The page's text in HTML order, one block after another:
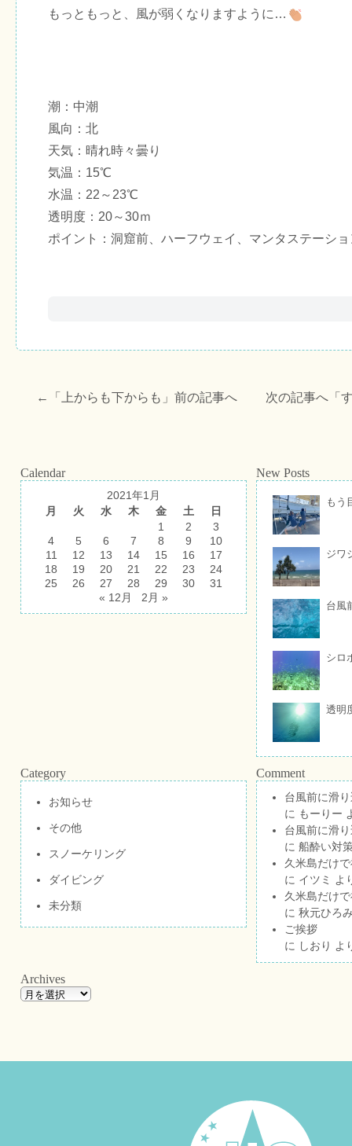
もっともっと、風が弱くなりますように…
潮：中潮
風向：北
天気：晴れ時々曇り
気温：15℃
水温：22～23℃
透明度：20～30ｍ
ポイント：洞窟前、ハーフウェイ、マンタステーショ
←「 上からも下からも 」前の記事へ 次の記事へ「
Calendar
2021年1月
月
火 水 木 金 土
日
1
2
3
4
5 6 7 8 9
10
11
12 13 14 15 16
17
18
19 20 21 22 23
24
25
26 27 28 29 30
31
« 12月
2月 »
New Posts
もう
ジワ
台風
シロ
透明
Category
お知らせ
その他
スノーケリング
ダイビング
未分類
Comment
台風前に滑
に もーりー
台風前に滑
に 船酔い対
久米島だけ
に イツミ
よ
久米島だけ
に 秋元ひろ
ご挨拶
に しおり よ
Archives